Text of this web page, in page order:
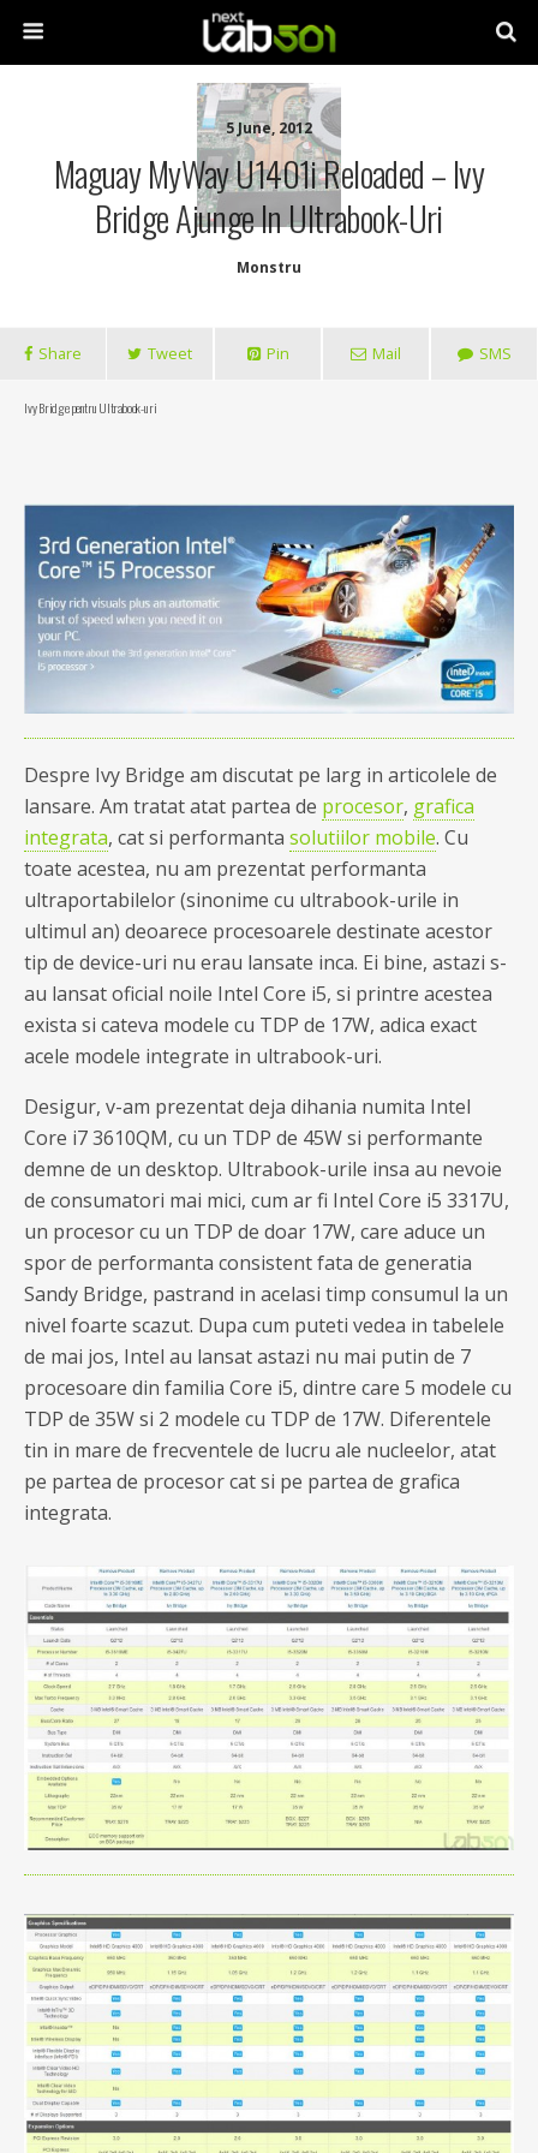
5 June, 2012
Maguay MyWay U1401i Reloaded – Ivy
Bridge Ajunge In Ultrabook-Uri
Monstru
Share Tweet Pin Mail SMS
Ivy Bridge pentru Ultrabook-uri
Despre Ivy Bridge am discutat pe larg in articolele de
lansare. Am tratat atat partea de procesor, grafica
integrata, cat si performanta solutiilor mobile. Cu
toate acestea, nu am prezentat performanta
ultraportabilelor (sinonime cu ultrabook-urile in
ultimul an) deoarece procesoarele destinate acestor
tip de device-uri nu erau lansate inca. Ei bine, astazi s-
au lansat oficial noile Intel Core i5, si printre acestea
exista si cateva modele cu TDP de 17W, adica exact
acele modele integrate in ultrabook-uri.
Desigur, v-am prezentat deja dihania numita Intel
Core i7 3610QM, cu un TDP de 45W si performante
demne de un desktop. Ultrabook-urile insa au nevoie
de consumatori mai mici, cum ar fi Intel Core i5 3317U,
un procesor cu un TDP de doar 17W, care aduce un
spor de performanta consistent fata de generatia
Sandy Bridge, pastrand in acelasi timp consumul la un
nivel foarte scazut. Dupa cum puteti vedea in tabelele
de mai jos, Intel au lansat astazi nu mai putin de 7
procesoare din familia Core i5, dintre care 5 modele cu
TDP de 35W si 2 modele cu TDP de 17W. Diferentele
tin in mare de frecventele de lucru ale nucleelor, atat
pe partea de procesor cat si pe partea de grafica
integrata.